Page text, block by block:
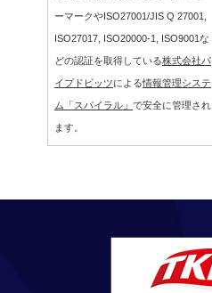
ーマークやISO27001/JIS Q 27001,
ISO27017, ISO20000-1, ISO9001な
どの認証を取得している株式会社パ
イプドビッツによる情報管理システ
ム「スパイラル」 で安全に管理され
ます。